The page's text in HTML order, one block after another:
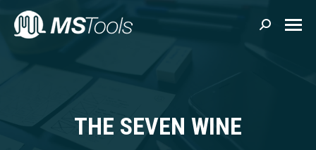
Search:
THE SEVEN WINE
You are here: